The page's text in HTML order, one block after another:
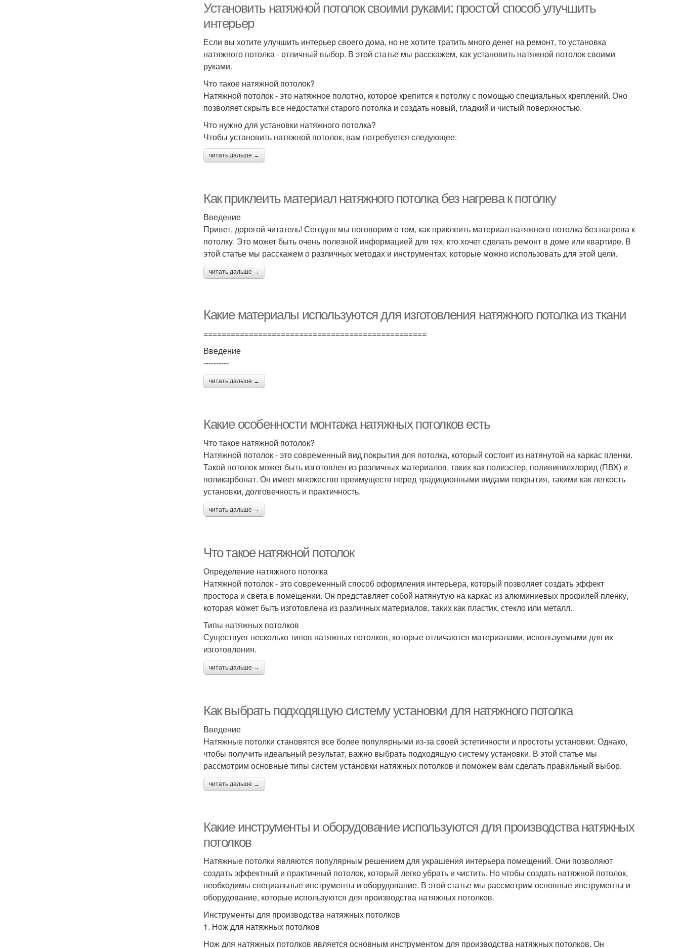
Установить натяжной потолок своими руками: простой способ улучшить
интерьер
Если вы хотите улучшить интерьер своего дома, но не хотите тратить много денег на ремонт, то установка
натяжного потолка - отличный выбор. В этой статье мы расскажем, как установить натяжной потолок своими
руками.
Что такое натяжной потолок?
Натяжной потолок - это натяжное полотно, которое крепится к потолку с помощью специальных креплений. Оно
позволяет скрыть все недостатки старого потолка и создать новый, гладкий и чистый поверхностью.
Что нужно для установки натяжного потолка?
Чтобы установить натяжной потолок, вам потребуется следующее:
читать дальше →
Как приклеить материал натяжного потолка без нагрева к потолку
Введение
Привет, дорогой читатель! Сегодня мы поговорим о том, как приклеить материал натяжного потолка без нагрева к
потолку. Это может быть очень полезной информацией для тех, кто хочет сделать ремонт в доме или квартире. В
этой статье мы расскажем о различных методах и инструментах, которые можно использовать для этой цели.
читать дальше →
Какие материалы используются для изготовления натяжного потолка из ткани
=================================================
Введение
----------
читать дальше →
Какие особенности монтажа натяжных потолков есть
Что такое натяжной потолок?
Натяжной потолок - это современный вид покрытия для потолка, который состоит из натянутой на каркас пленки.
Такой потолок может быть изготовлен из различных материалов, таких как полиэстер, поливинилхлорид (ПВХ) и
поликарбонат. Он имеет множество преимуществ перед традиционными видами покрытия, такими как легкость
установки, долговечность и практичность.
читать дальше →
Что такое натяжной потолок
Определение натяжного потолка
Натяжной потолок - это современный способ оформления интерьера, который позволяет создать эффект
простора и света в помещении. Он представляет собой натянутую на каркас из алюминиевых профилей пленку,
которая может быть изготовлена из различных материалов, таких как пластик, стекло или металл.
Типы натяжных потолков
Существует несколько типов натяжных потолков, которые отличаются материалами, используемыми для их
изготовления.
читать дальше →
Как выбрать подходящую систему установки для натяжного потолка
Введение
Натяжные потолки становятся все более популярными из-за своей эстетичности и простоты установки. Однако,
чтобы получить идеальный результат, важно выбрать подходящую систему установки. В этой статье мы
рассмотрим основные типы систем установки натяжных потолков и поможем вам сделать правильный выбор.
читать дальше →
Какие инструменты и оборудование используются для производства натяжных
потолков
Натяжные потолки являются популярным решением для украшения интерьера помещений. Они позволяют
создать эффектный и практичный потолок, который легко убрать и чистить. Но чтобы создать натяжной потолок,
необходимы специальные инструменты и оборудование. В этой статье мы рассмотрим основные инструменты и
оборудование, которые используются для производства натяжных потолков.
Инструменты для производства натяжных потолков
1. Нож для натяжных потолков
Нож для натяжных потолков является основным инструментом для производства натяжных потолков. Он